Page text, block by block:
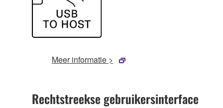
Meer informatie >
Rechtstreekse gebruikersinterface